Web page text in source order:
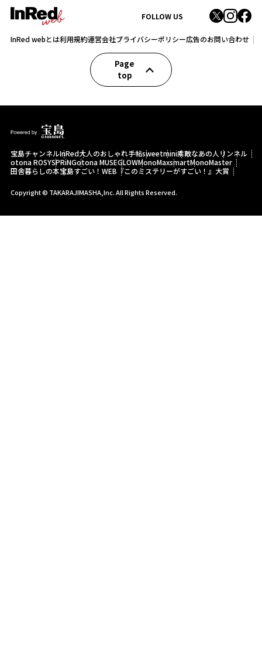
FOLLOW US
InRed webとは利用規約運営会社プライバシーポリシー広告のお問い合わせ
Page
top
宝島チャンネルInRed大人のおしゃれ手帖sweetmini素敵なあの人 リンネル
otona ROSYSPRiNGotona MUSEGLOWMonoMaxsmartMonoMaster
田舎暮らしの本宝島すごい！WEB 『このミステリーがすごい！』大賞
Copyright © TAKARAJIMASHA,Inc. All Rights Reserved.